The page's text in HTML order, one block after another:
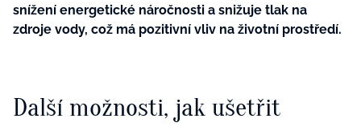
snížení energetické náročnosti a snižuje tlak na
zdroje vody, což má pozitivní vliv na životní prostředí.
Další možnosti, jak ušetřit